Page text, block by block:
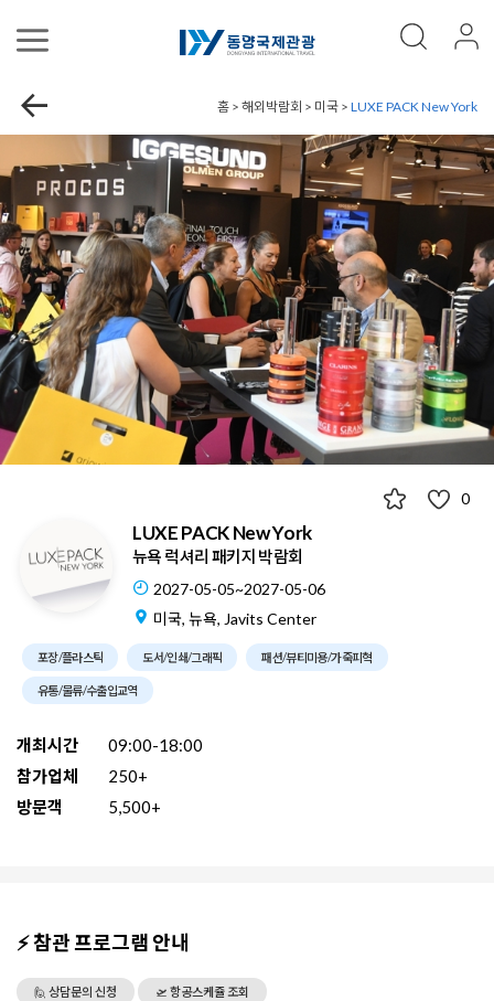
홈 > 해외박람회 > 미국 > LUXE PACK New York
0
LUXE PACK New York
뉴욕 럭셔리 패키지 박람회
2027-05-05~2027-05-06
미국, 뉴욕, Javits Center
포장/플라스틱 도서/인쇄/그래픽 패션/뷰티미용/가죽피혁
유통/물류/수출입교역
개최시간
09:00-18:00
참가업체
250+
방문객
5,500+
⚡ 참관 프로그램 안내
🙋 상담문의 신청 🛫 항공스케쥴 조회